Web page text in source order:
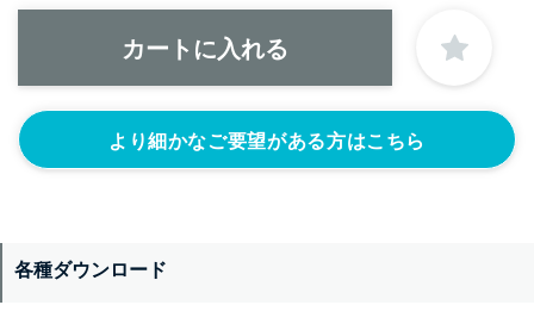
より細かなご要望がある方はこちら
各種ダウンロード